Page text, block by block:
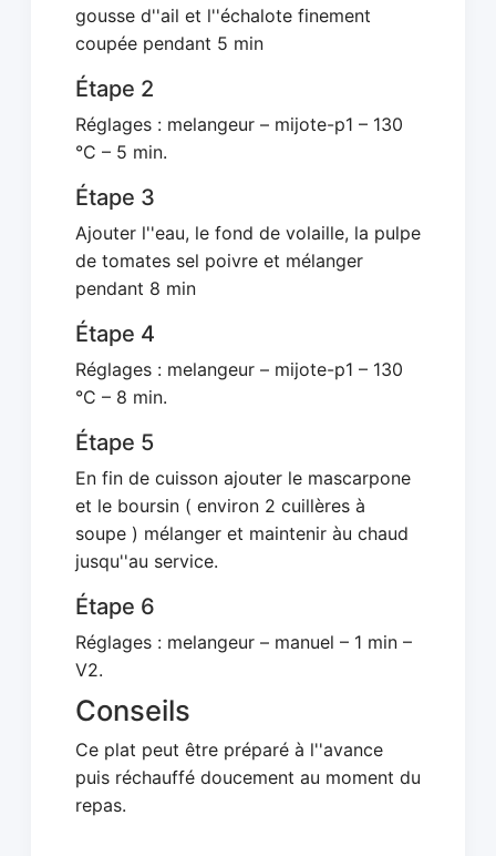
gousse d''ail et l''échalote finement
coupée pendant 5 min
Étape 2
Réglages : melangeur – mijote-p1 – 130
°C – 5 min.
Étape 3
Ajouter l''eau, le fond de volaille, la pulpe
de tomates sel poivre et mélanger
pendant 8 min
Étape 4
Réglages : melangeur – mijote-p1 – 130
°C – 8 min.
Étape 5
En fin de cuisson ajouter le mascarpone
et le boursin ( environ 2 cuillères à
soupe ) mélanger et maintenir àu chaud
jusqu''au service.
Étape 6
Réglages : melangeur – manuel – 1 min –
V2.
Conseils
Ce plat peut être préparé à l''avance
puis réchauffé doucement au moment du
repas.